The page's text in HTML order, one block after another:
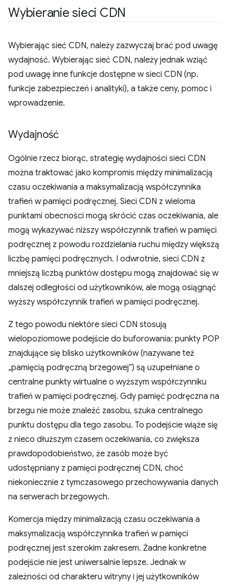
Wybieranie sieci CDN
Wybierając sieć CDN, należy zazwyczaj brać pod uwagę
wydajność. Wybierając sieć CDN, należy jednak wziąć
pod uwagę inne funkcje dostępne w sieci CDN (np.
funkcje zabezpieczeń i analityki), a także ceny, pomoc i
wprowadzenie.
Wydajność
Ogólnie rzecz biorąc, strategię wydajności sieci CDN
można traktować jako kompromis między minimalizacją
czasu oczekiwania a maksymalizacją współczynnika
trafień w pamięci podręcznej. Sieci CDN z wieloma
punktami obecności mogą skrócić czas oczekiwania, ale
mogą wykazywać niższy współczynnik trafień w pamięci
podręcznej z powodu rozdzielania ruchu między większą
liczbę pamięci podręcznych. I odwrotnie, sieci CDN z
mniejszą liczbą punktów dostępu mogą znajdować się w
dalszej odległości od użytkowników, ale mogą osiągnąć
wyższy współczynnik trafień w pamięci podręcznej.
Z tego powodu niektóre sieci CDN stosują
wielopoziomowe podejście do buforowania: punkty POP
znajdujące się blisko użytkowników (nazywane też
„pamięcią podręczną brzegowej”) są uzupełniane o
centralne punkty wirtualne o wyższym współczynniku
trafień w pamięci podręcznej. Gdy pamięć podręczna na
brzegu nie może znaleźć zasobu, szuka centralnego
punktu dostępu dla tego zasobu. To podejście wiąże się
z nieco dłuższym czasem oczekiwania, co zwiększa
prawdopodobieństwo, że zasób może być
udostępniany z pamięci podręcznej CDN, choć
niekoniecznie z tymczasowego przechowywania danych
na serwerach brzegowych.
Komercja między minimalizacją czasu oczekiwania a
maksymalizacją współczynnika trafień w pamięci
podręcznej jest szerokim zakresem. Żadne konkretne
podejście nie jest uniwersalnie lepsze. Jednak w
zależności od charakteru witryny i jej użytkowników